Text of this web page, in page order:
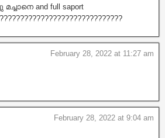
and full saport
February 28, 2022 at 11:27 am
February 28, 2022 at 9:04 am